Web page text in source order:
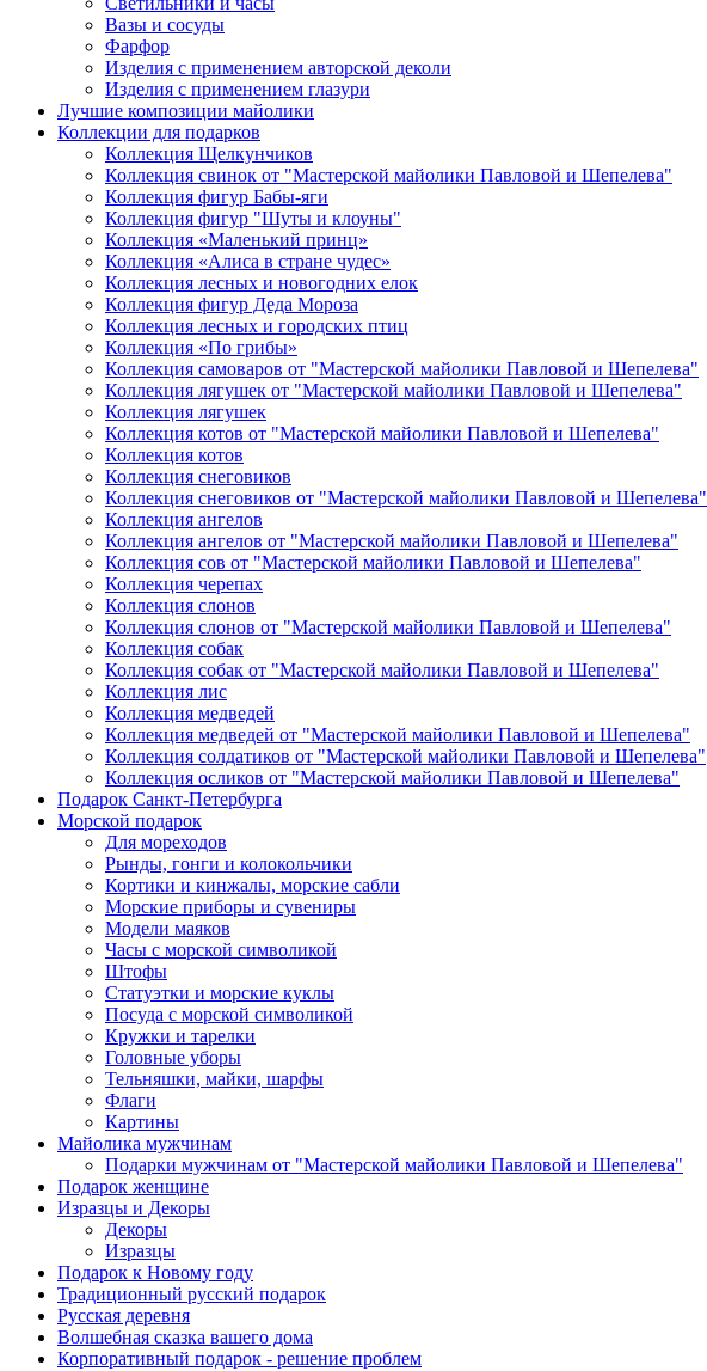
Вазы и сосуды
Фарфор
Изделия с применением авторской деколи
Изделия с применением глазури
Лучшие композиции майолики
Коллекции для подарков
Коллекция Щелкунчиков
Коллекция свинок от "Мастерской майолики Павловой и Шепелева"
Коллекция фигур Бабы-яги
Коллекция фигур "Шуты и клоуны"
Коллекция «Маленький принц»
Коллекция «Алиса в стране чудес»
Коллекция лесных и новогодних елок
Коллекция фигур Деда Мороза
Коллекция лесных и городских птиц
Коллекция «По грибы»
Коллекция самоваров от "Мастерской майолики Павловой и Шепелева"
Коллекция лягушек от "Мастерской майолики Павловой и Шепелева"
Коллекция лягушек
Коллекция котов от "Мастерской майолики Павловой и Шепелева"
Коллекция котов
Коллекция снеговиков
Коллекция снеговиков от "Мастерской майолики Павловой и Шепелева"
Коллекция ангелов
Коллекция ангелов от "Мастерской майолики Павловой и Шепелева"
Коллекция сов от "Мастерской майолики Павловой и Шепелева"
Коллекция черепах
Коллекция слонов
Коллекция слонов от "Мастерской майолики Павловой и Шепелева"
Коллекция собак
Коллекция собак от "Мастерской майолики Павловой и Шепелева"
Коллекция лис
Коллекция медведей
Коллекция медведей от "Мастерской майолики Павловой и Шепелева"
Коллекция солдатиков от "Мастерской майолики Павловой и Шепелева"
Коллекция осликов от "Мастерской майолики Павловой и Шепелева"
Подарок Санкт-Петербурга
Морской подарок
Для мореходов
Рынды, гонги и колокольчики
Кортики и кинжалы, морские сабли
Морские приборы и сувениры
Модели маяков
Часы с морской символикой
Штофы
Статуэтки и морские куклы
Посуда с морской символикой
Кружки и тарелки
Головные уборы
Тельняшки, майки, шарфы
Флаги
Картины
Майолика мужчинам
Подарки мужчинам от "Мастерской майолики Павловой и Шепелева"
Подарок женщине
Изразцы и Декоры
Декоры
Изразцы
Подарок к Новому году
Традиционный русский подарок
Русская деревня
Волшебная сказка вашего дома
Корпоративный подарок - решение проблем